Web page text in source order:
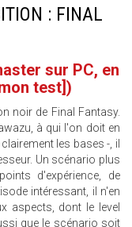
: FINAL
sur PC, en
test])
noir de Final Fantasy.
à qui l'on doit en
les bases -, il
Un scénario plus
d'expérience, de
intéressant, il n'en
aspects, dont le level
que le scénario soit